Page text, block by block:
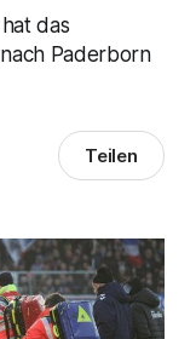
das
Paderborn
Teilen